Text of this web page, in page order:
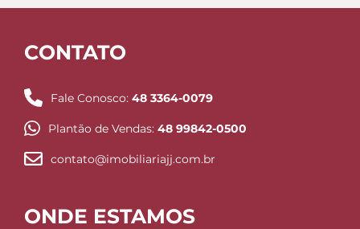
CONTATO
Fale Conosco: 48 3364-0079
Plantão de Vendas: 48 99842-0500
contato@imobiliariajj.com.br
ONDE ESTAMOS